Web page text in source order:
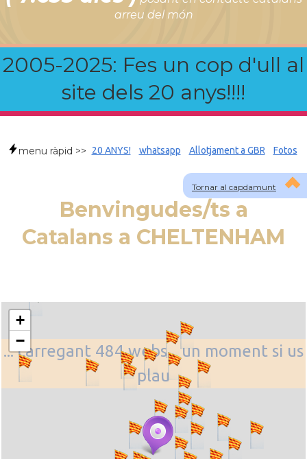
arreu del món
2005-2025: Fes un cop d'ull al
site dels 20 anys!!!!
Tornar al capdamunt
menu ràpid >> 20 ANYS! whatsapp Allotjament a GBR Fotos
Benvingudes/ts a
Catalans a CHELTENHAM
... carregant 484 webs... un moment si us
plau
+
−